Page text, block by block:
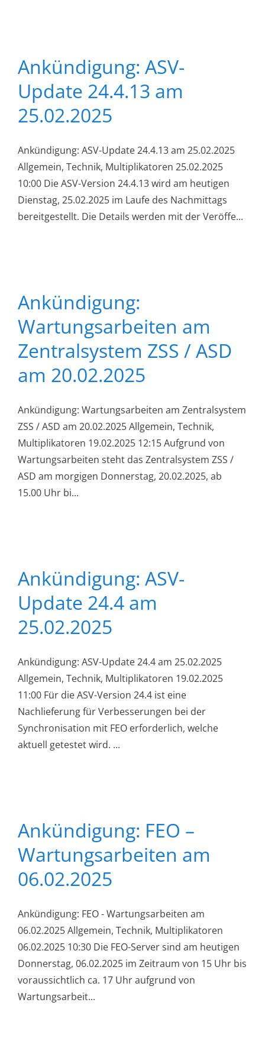
Ankündigung: ASV-
Update 24.4.13 am
25.02.2025
Ankündigung: ASV-Update 24.4.13 am 25.02.2025
Allgemein, Technik, Multiplikatoren 25.02.2025
10:00 Die ASV-Version 24.4.13 wird am heutigen
Dienstag, 25.02.2025 im Laufe des Nachmittags
bereitgestellt. Die Details werden mit der Veröffe...
Ankündigung:
Wartungsarbeiten am
Zentralsystem ZSS / ASD
am 20.02.2025
Ankündigung: Wartungsarbeiten am Zentralsystem
ZSS / ASD am 20.02.2025 Allgemein, Technik,
Multiplikatoren 19.02.2025 12:15 Aufgrund von
Wartungsarbeiten steht das Zentralsystem ZSS /
ASD am morgigen Donnerstag, 20.02.2025, ab
15.00 Uhr bi...
Ankündigung: ASV-
Update 24.4 am
25.02.2025
Ankündigung: ASV-Update 24.4 am 25.02.2025
Allgemein, Technik, Multiplikatoren 19.02.2025
11:00 Für die ASV-Version 24.4 ist eine
Nachlieferung für Verbesserungen bei der
Synchronisation mit FEO erforderlich, welche
aktuell getestet wird. ...
Ankündigung: FEO –
Wartungsarbeiten am
06.02.2025
Ankündigung: FEO - Wartungsarbeiten am
06.02.2025 Allgemein, Technik, Multiplikatoren
06.02.2025 10:30 Die FEO-Server sind am heutigen
Donnerstag, 06.02.2025 im Zeitraum von 15 Uhr bis
voraussichtlich ca. 17 Uhr aufgrund von
Wartungsarbeit...